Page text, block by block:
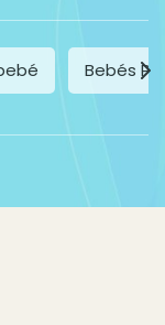
Bebés